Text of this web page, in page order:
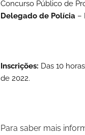
Concurso Público de
Delegado de Polícia –
Inscrições: Das 10
de 2022.
Para saber mais